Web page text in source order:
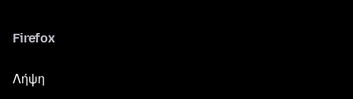
Firefox
Λήψη